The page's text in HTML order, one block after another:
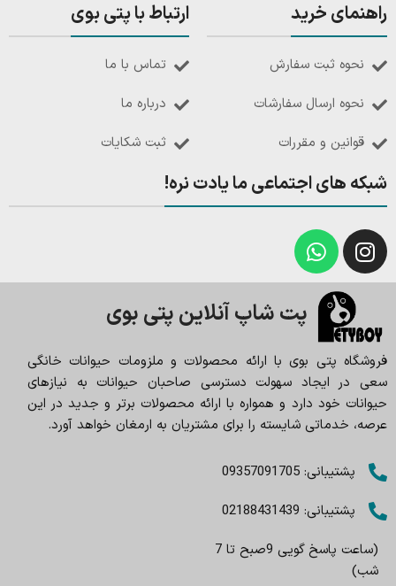
راهنمای خرید
نحوه ثبت سفارش
نحوه ارسال سفارشات
قوانین و مقررات
ارتباط با پتی بوی
تماس با ما
درباره ما
ثبت شکایات
شبکه های اجتماعی ما یادت نره!
پت شاپ آنلاین پتی بوی
فروشگاه پتی بوی با ارائه محصولات و ملزومات حیوانات خانگی
سعی در ایجاد سهولت دسترسی صاحبان حیوانات به نیازهای
حیوانات خود دارد و همواره با ارائه محصولات برتر و جدید در این
عرصه، خدماتی شایسته را برای مشتریان به ارمغان خواهد آورد.
پشتیبانی: 09357091705
پشتیبانی: 02188431439
(ساعت پاسخ گویی 9صبح تا 7
شب)